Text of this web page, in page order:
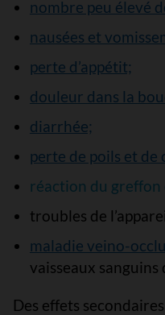
nombre peu élevé
nausées et
perte d’appétit;
douleur dans la
diarrhée;
perte de poils et de
réaction du greffon
troubles de
maladie veino-
vaisseaux sanguins
Des effets